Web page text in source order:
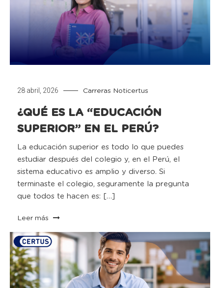
28 abril, 2026 Carreras Noticertus
¿QUÉ ES LA “EDUCACIÓN
SUPERIOR” EN EL PERÚ?
La educación superior es todo lo que puedes
estudiar después del colegio y, en el Perú, el
sistema educativo es amplio y diverso. Si
terminaste el colegio, seguramente la pregunta
que todos te hacen es: […]
Leer más